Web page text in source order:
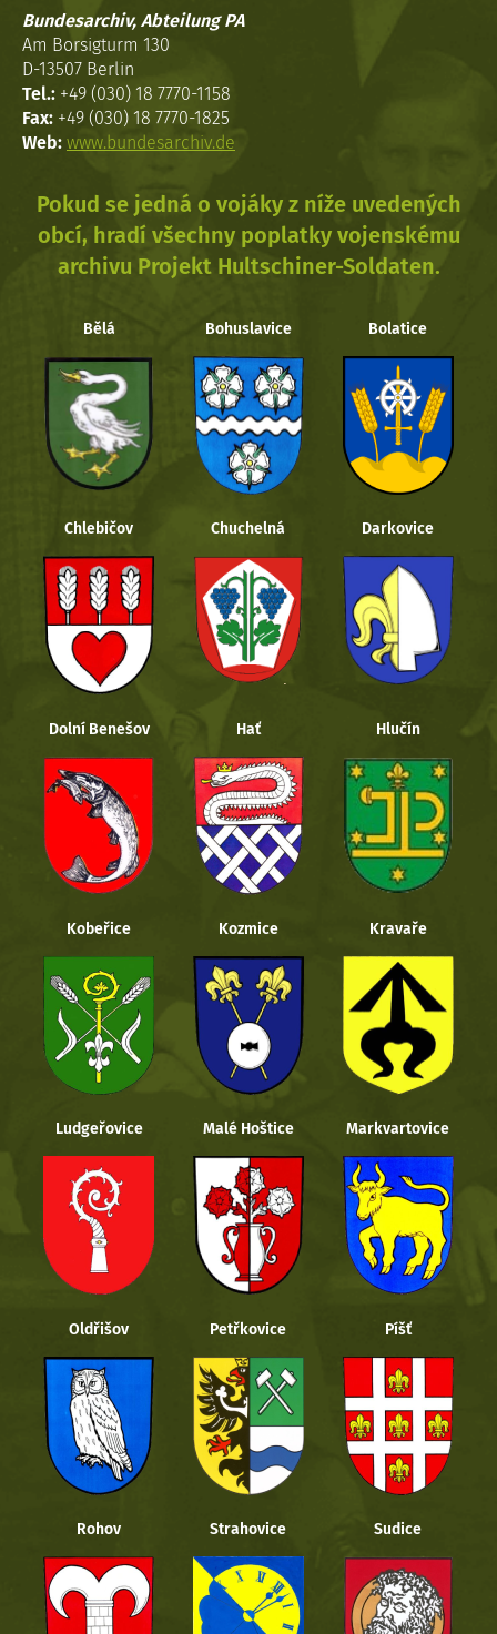
Bundesarchiv, Abteilung PA
Am Borsigturm 130
D-13507 Berlin
Tel.: +49 (030) 18 7770-1158
Fax: +49 (030) 18 7770-1825
Web: www.bundesarchiv.de
Pokud se jedná o vojáky z níže uvedených
obcí, hradí všechny poplatky vojenskému
archivu Projekt Hultschiner-Soldaten.
Bělá Bohuslavice Bolatice
Chlebičov Chuchelná Darkovice
Dolní Benešov Hať Hlučín
Kobeřice Kozmice Kravaře
Ludgeřovice Malé Hoštice Markvartovice
Oldřišov Petřkovice Píšť
Rohov Strahovice Sudice